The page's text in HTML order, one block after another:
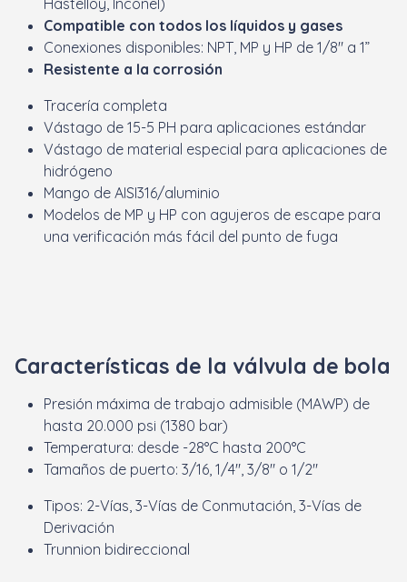
Compatible con todos los líquidos y gases
Conexiones disponibles: NPT, MP y HP de 1/8" a 1”
Resistente a la corrosión
Tracería completa
Vástago de 15-5 PH para aplicaciones estándar
Vástago de material especial para aplicaciones de
hidrógeno
Mango de AISI316/aluminio
Modelos de MP y HP con agujeros de escape para
una verificación más fácil del punto de fuga
Características de la válvula de bola
Presión máxima de trabajo admisible (MAWP) de
hasta 20.000 psi (1380 bar)
Temperatura: desde -28°C hasta 200°C
Tamaños de puerto: 3/16, 1/4", 3/8" o 1/2"
Tipos: 2-Vías, 3-Vías de Conmutación, 3-Vías de
Derivación
Trunnion bidireccional